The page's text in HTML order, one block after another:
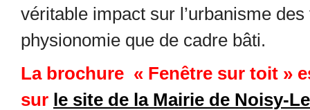
véritable impact sur l’urbanisme
physionomie que de cadre bâti.
La brochure « Fenêtre sur toit »
sur le site de la Mairie de Noisy-